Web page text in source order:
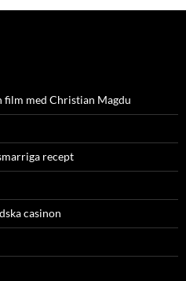
film med Christian Magdu
recept
casinon